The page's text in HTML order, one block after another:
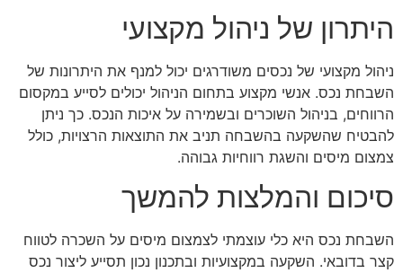
היתרון של ניהול מקצועי
ניהול מקצועי של נכסים משודרגים יכול למנף את היתרונות של
השבחת נכס. אנשי מקצוע בתחום הניהול יכולים לסייע במקסום
הרווחים, בניהול השוכרים ובשמירה על איכות הנכס. כך ניתן
להבטיח שהשקעה בהשבחה תניב את התוצאות הרצויות, כולל
צמצום מיסים והשגת רווחיות גבוהה.
סיכום והמלצות להמשך
השבחת נכס היא כלי עוצמתי לצמצום מיסים על השכרה לטווח
קצר בדובאי. השקעה במקצועיות ובתכנון נכון תסייע ליצור נכס